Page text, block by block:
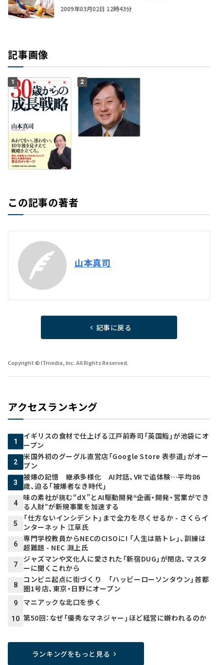
2009年03月02日 12時43分
記事画像
1 2
この記事の著者
山本真司
記事に戻る
Copyright © ITmedia, Inc. All Rights Reserved.
アクセスランキング
1
イギリスの食材で仕上げる江戸前寿司「英国鮨」が池袋にオ
ープン
2
米国外初のグーグル直営店「Google Store 表参道」がオー
プン
3
被爆の記憶 継承多様化 AI対話、VRで追体験…平均86
歳、迫る「被爆者なき時代」
4
味の素社が挑む“dX”とAI駆動開発――“企画・開発・営業ができ
る人財”が新規事業を加速する
5
「仕方ないインシデント」まで全力を尽くせるか - さくらイ
ンターネット 江草氏
6
専門学校教員からNECのCISOに! 「人生は筋トレ」、訓練は
超難題 - NEC 淵上氏
7
ジャズマンや文化人に愛された「新宿DUG」が閉店、マスタ
ーに聞くこれから
8
コンビニ起点に街づくり 「ハッピーローソンタウン」首都
圏1号店、東京・日野にオープン
9 マニアックな北口を歩く
10 第50回：なぜ「優秀なマネジャー」ほど経営に嫌われるのか
ランキングをもっと見る